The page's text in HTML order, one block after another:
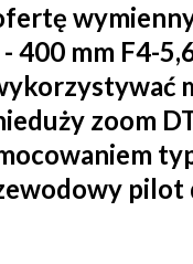
400 mm F4-
zoom